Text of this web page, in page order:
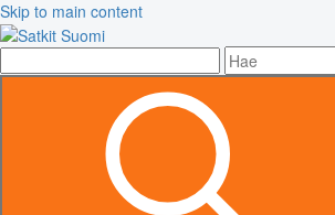
Skip to main content